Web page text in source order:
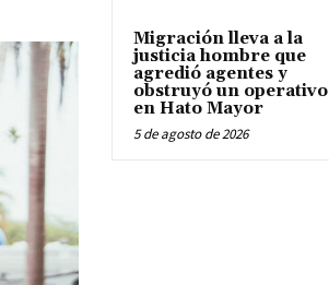
Migración lleva a la
justicia hombre que
agredió agentes y
obstruyó un operativo
en Hato Mayor
5 de agosto de 2026